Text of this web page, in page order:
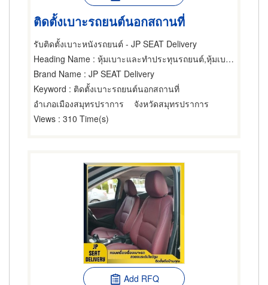
ติดตั้งเบาะรถยนต์นอกสถานที่
รับติดตั้งเบาะหนังรถยนต์ - JP SEAT Delivery
Heading Name : หุ้มเบาะและทำประทุนรถยนต์,หุ้มเบาะและทำประทุนรถยนต์,ขายส่งและผู้ผลิตเบาะรถยนต์และรถจักรยานยนต์
Brand Name : JP SEAT Delivery
Keyword : ติดตั้งเบาะรถยนต์นอกสถานที่
อำเภอเมืองสมุทรปราการ
จังหวัดสมุทรปราการ
Views : 310 Time(s)
Add RFQ